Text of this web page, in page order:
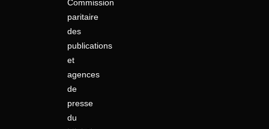
Commission
paritaire
des
publications
et
agences
de
presse
du